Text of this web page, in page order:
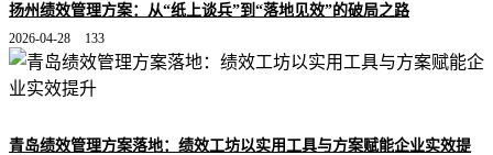
扬州绩效管理方案：从“纸上谈兵”到“落地见效”的破局之路
2026-04-28 133
青岛绩效管理方案落地：绩效工坊以实用工具与方案赋能企业实效提